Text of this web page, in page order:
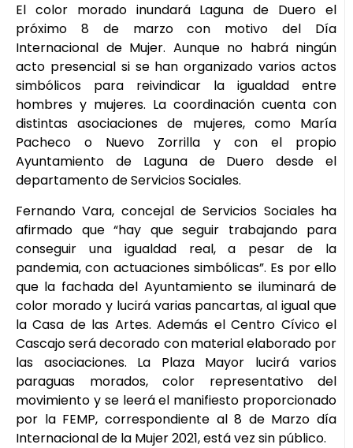
El color morado inundará Laguna de Duero el
próximo 8 de marzo con motivo del Día
Internacional de Mujer. Aunque no habrá ningún
acto presencial si se han organizado varios actos
simbólicos para reivindicar la igualdad entre
hombres y mujeres. La coordinación cuenta con
distintas asociaciones de mujeres, como María
Pacheco o Nuevo Zorrilla y con el propio
Ayuntamiento de Laguna de Duero desde el
departamento de Servicios Sociales.
Fernando Vara, concejal de Servicios Sociales ha
afirmado que “hay que seguir trabajando para
conseguir una igualdad real, a pesar de la
pandemia, con actuaciones simbólicas”. Es por ello
que la fachada del Ayuntamiento se iluminará de
color morado y lucirá varias pancartas, al igual que
la Casa de las Artes. Además el Centro Cívico el
Cascajo será decorado con material elaborado por
las asociaciones. La Plaza Mayor lucirá varios
paraguas morados, color representativo del
movimiento y se leerá el manifiesto proporcionado
por la FEMP, correspondiente al 8 de Marzo día
Internacional de la Mujer 2021, está vez sin público.